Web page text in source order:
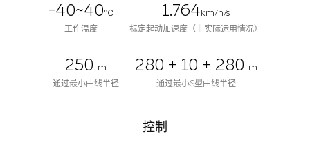
-40~40℃
工作温度
1.764 km/h/s
标定起动加速度（非实际运用情况）
250 m
通过最小曲线半径
280 + 10 + 280 m
通过最小S型曲线半径
控制